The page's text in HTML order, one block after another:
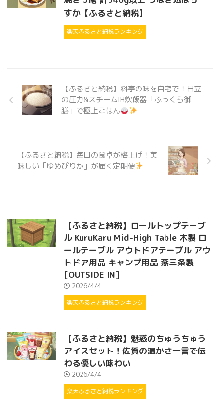
すか【ふるさと納税】
楽天ふるさと納税ランキング
【ふるさと納税】料亭の味を自宅で！日立
の圧力&スチームIH炊飯器「ふっくら御
膳」で極上ごはん
【ふるさと納税】毎日の食卓が格上げ！美
味しい「ゆめぴりか」が届く定期便
【ふるさと納税】ロールトップテーブ
ル KuruKaru Mid-High Table 木製 ロ
ールテーブル アウトドアテーブル アウ
トドア用品 キャンプ用品 燕三条製
[OUTSIDE IN]
2026/4/4
楽天ふるさと納税ランキング
【ふるさと納税】魅惑のちゅうちゅう
アイスセット！佐賀の温かさ一言で伝
わる優しい味わい
2026/4/4
楽天ふるさと納税ランキング